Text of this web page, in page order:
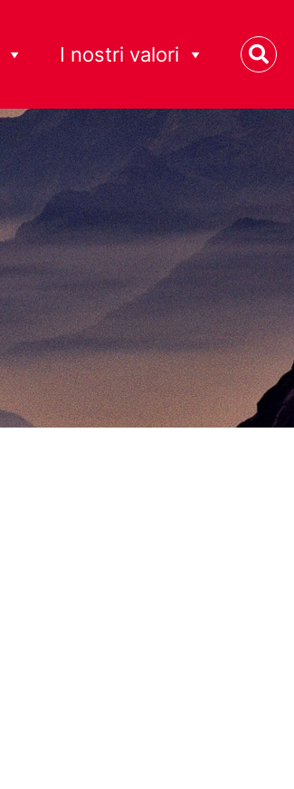
I nostri valori